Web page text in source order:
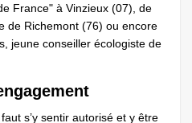
France" à Vinzieux (07), de
de Richemont (76) ou encore
jeune conseiller écologiste de
s’y sentir autorisé et y être